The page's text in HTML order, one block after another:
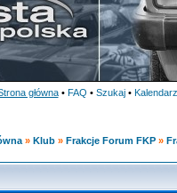
główna • FAQ • Szukaj • Kalendarz
» Klub » Frakcje Forum FKP »